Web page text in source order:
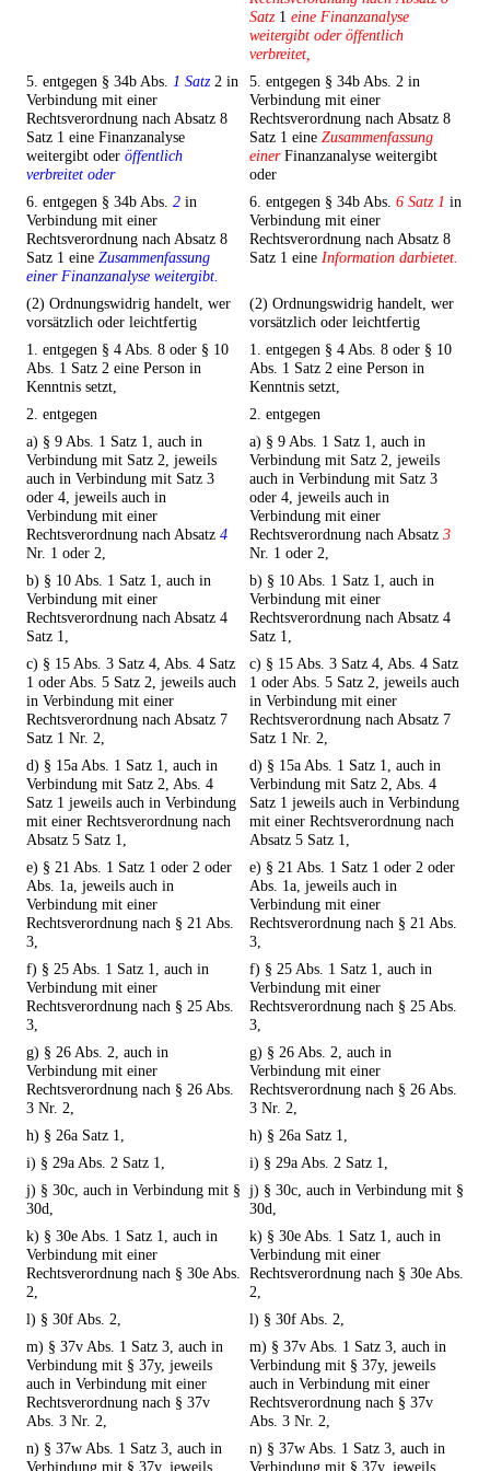
Satz1 eine Finanzanalyse
weitergibt oder öffentlich
verbreitet,
5. entgegen § 34b Abs. 1 Satz2 in
Verbindung mit einer
Rechtsverordnung nach Absatz 8
Satz 1 eine Finanzanalyse
weitergibt oder öffentlich
verbreitet oder
5. entgegen § 34b Abs. 2 in
Verbindung mit einer
Rechtsverordnung nach Absatz 8
Satz 1 eine Zusammenfassung
einerFinanzanalyse weitergibt
oder
6. entgegen § 34b Abs. 2 in
Verbindung mit einer
Rechtsverordnung nach Absatz 8
Satz 1 eine Zusammenfassung
einer Finanzanalyse weitergibt.
6. entgegen § 34b Abs. 6 Satz 1 in
Verbindung mit einer
Rechtsverordnung nach Absatz 8
Satz 1 eine Information darbietet.
(2) Ordnungswidrig handelt, wer
vorsätzlich oder leichtfertig
(2) Ordnungswidrig handelt, wer
vorsätzlich oder leichtfertig
1. entgegen § 4 Abs. 8 oder § 10
Abs. 1 Satz 2 eine Person in
Kenntnis setzt,
1. entgegen § 4 Abs. 8 oder § 10
Abs. 1 Satz 2 eine Person in
Kenntnis setzt,
2. entgegen
2. entgegen
a) § 9 Abs. 1 Satz 1, auch in
Verbindung mit Satz 2, jeweils
auch in Verbindung mit Satz 3
oder 4, jeweils auch in
Verbindung mit einer
Rechtsverordnung nach Absatz 4
Nr. 1 oder 2,
a) § 9 Abs. 1 Satz 1, auch in
Verbindung mit Satz 2, jeweils
auch in Verbindung mit Satz 3
oder 4, jeweils auch in
Verbindung mit einer
Rechtsverordnung nach Absatz 3
Nr. 1 oder 2,
b) § 10 Abs. 1 Satz 1, auch in
Verbindung mit einer
Rechtsverordnung nach Absatz 4
Satz 1,
b) § 10 Abs. 1 Satz 1, auch in
Verbindung mit einer
Rechtsverordnung nach Absatz 4
Satz 1,
c) § 15 Abs. 3 Satz 4, Abs. 4 Satz
1 oder Abs. 5 Satz 2, jeweils auch
in Verbindung mit einer
Rechtsverordnung nach Absatz 7
Satz 1 Nr. 2,
c) § 15 Abs. 3 Satz 4, Abs. 4 Satz
1 oder Abs. 5 Satz 2, jeweils auch
in Verbindung mit einer
Rechtsverordnung nach Absatz 7
Satz 1 Nr. 2,
d) § 15a Abs. 1 Satz 1, auch in
Verbindung mit Satz 2, Abs. 4
Satz 1 jeweils auch in Verbindung
mit einer Rechtsverordnung nach
Absatz 5 Satz 1,
d) § 15a Abs. 1 Satz 1, auch in
Verbindung mit Satz 2, Abs. 4
Satz 1 jeweils auch in Verbindung
mit einer Rechtsverordnung nach
Absatz 5 Satz 1,
e) § 21 Abs. 1 Satz 1 oder 2 oder
Abs. 1a, jeweils auch in
Verbindung mit einer
Rechtsverordnung nach § 21 Abs.
3,
e) § 21 Abs. 1 Satz 1 oder 2 oder
Abs. 1a, jeweils auch in
Verbindung mit einer
Rechtsverordnung nach § 21 Abs.
3,
f) § 25 Abs. 1 Satz 1, auch in
Verbindung mit einer
Rechtsverordnung nach § 25 Abs.
3,
f) § 25 Abs. 1 Satz 1, auch in
Verbindung mit einer
Rechtsverordnung nach § 25 Abs.
3,
g) § 26 Abs. 2, auch in
Verbindung mit einer
Rechtsverordnung nach § 26 Abs.
3 Nr. 2,
g) § 26 Abs. 2, auch in
Verbindung mit einer
Rechtsverordnung nach § 26 Abs.
3 Nr. 2,
h) § 26a Satz 1,
h) § 26a Satz 1,
i) § 29a Abs. 2 Satz 1,
i) § 29a Abs. 2 Satz 1,
j) § 30c, auch in Verbindung mit §
30d,
j) § 30c, auch in Verbindung mit §
30d,
k) § 30e Abs. 1 Satz 1, auch in
Verbindung mit einer
Rechtsverordnung nach § 30e Abs.
2,
k) § 30e Abs. 1 Satz 1, auch in
Verbindung mit einer
Rechtsverordnung nach § 30e Abs.
2,
l) § 30f Abs. 2,
l) § 30f Abs. 2,
m) § 37v Abs. 1 Satz 3, auch in
Verbindung mit § 37y, jeweils
auch in Verbindung mit einer
Rechtsverordnung nach § 37v
Abs. 3 Nr. 2,
m) § 37v Abs. 1 Satz 3, auch in
Verbindung mit § 37y, jeweils
auch in Verbindung mit einer
Rechtsverordnung nach § 37v
Abs. 3 Nr. 2,
n) § 37w Abs. 1 Satz 3, auch in
Verbindung mit § 37y, jeweils
n) § 37w Abs. 1 Satz 3, auch in
Verbindung mit § 37y, jeweils